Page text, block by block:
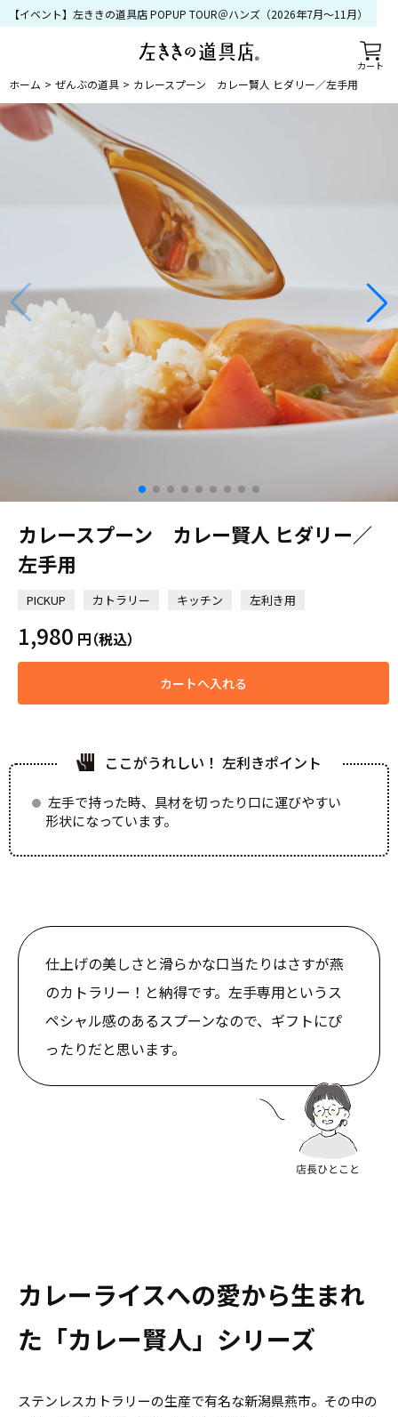
カート
【イベント】左ききの道具店 POPUP TOUR＠ハンズ（2026年7月〜11月）
ホーム ぜんぶの道具 カレースプーン カレー賢人 ヒダリー／左手用
ここがうれしい！ 左利きポイント
左手で持った時、具材を切ったり口に運びやすい
形状になっています。
仕上げの美しさと滑らかな口当たりはさすが燕
のカトラリー！と納得です。左手専用というス
ペシャル感のあるスプーンなので、ギフトにぴ
ったりだと思います。
カレーライスへの愛から生まれ
た「カレー賢人」シリーズ
ステンレスカトラリーの生産で有名な新潟県燕市。その中の
カレースプーン カレー賢人 ヒダリー／
左手用
PICKUP カトラリー キッチン 左利き用
1,980 円（税込）
カートへ入れる